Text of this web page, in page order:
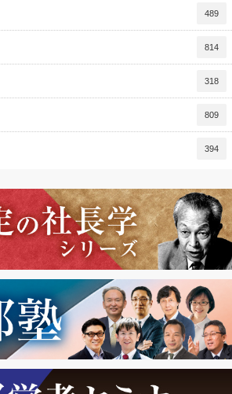
489
814
318
809
394